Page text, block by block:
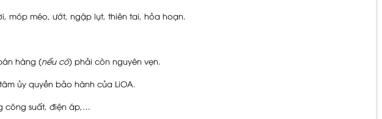
móp méo, ướt, ngập lụt, thiên tai, hỏa hoạn.
hàng (nếu có) phải còn nguyên vẹn.
ủy quyền bảo hành của LiOA.
công suất, điện áp,…